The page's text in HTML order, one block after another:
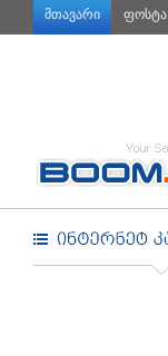
მთავარი ფოსტა